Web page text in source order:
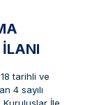
tarihli ve
4 sayılı